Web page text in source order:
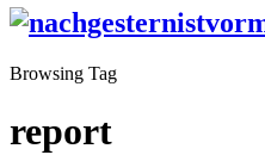
Browsing Tag
report